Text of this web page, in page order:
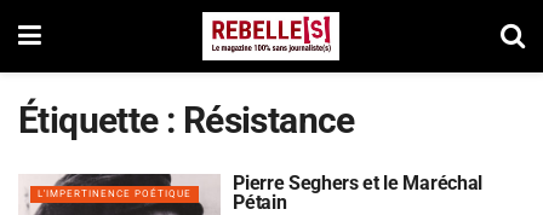
Étiquette : Résistance
L'IMPERTINENCE POÉTIQUE
Pierre Seghers et le Maréchal
Pétain